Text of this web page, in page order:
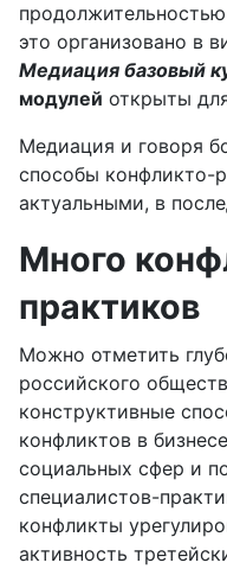
это организовано в
Медиация базовый
модулей открыты
Медиация и говоря
способы конфликто-
актуальными, в
Много
практиков
Можно отметить
российского
конструктивные
конфликтов в
социальных сфер и
специалистов-
конфликты
активность